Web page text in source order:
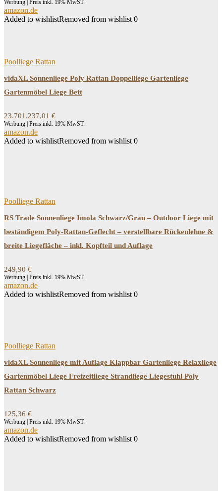
Werbung | Preis inkl. 19% MwST.
amazon.de
Added to wishlistRemoved from wishlist 0
Poolliege Rattan
vidaXL Sonnenliege Poly Rattan Doppelliege Gartenliege
Gartenmöbel Liege Bett
23.701.237,01 €
Werbung | Preis inkl. 19% MwST.
amazon.de
Added to wishlistRemoved from wishlist 0
Poolliege Rattan
RS Trade Sonnenliege Imola Schwarz/Grau – Outdoor Liege mit
beständigem Poly-Rattan-Geflecht – verstellbare Rückenlehne &
breite Liegefläche – inkl. Kopfteil und Auflage
249,90 €
Werbung | Preis inkl. 19% MwST.
amazon.de
Added to wishlistRemoved from wishlist 0
Poolliege Rattan
vidaXL Sonnenliege mit Auflage Klappbar Gartenliege Relaxliege
Gartenmöbel Liege Freizeitliege Strandliege Liegestuhl Poly
Rattan Schwarz
125,36 €
Werbung | Preis inkl. 19% MwST.
amazon.de
Added to wishlistRemoved from wishlist 0